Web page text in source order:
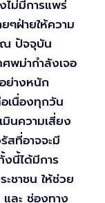
ไม่มีการแพร่
ๆฝ่ายให้ความ
ณ ปัจจุบัน
ศพม่ากำลังเจอ
ย่างหนัก
เนื่องทุกวัน
มินความเสี่ยง
สที่อาจจะมี
งนี้ได้มีการ
ชาชน ให้ช่วย
ละ ช่องทาง